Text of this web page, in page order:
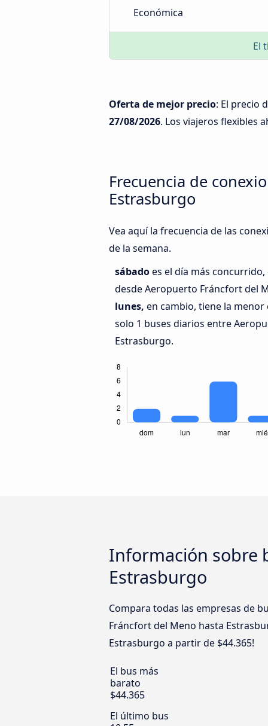
Económica
El
Oferta de mejor precio: El precio
27/08/2026. Los viajeros flexibles
Frecuencia de
Estrasburgo
Vea aquí la frecuencia de las
de la semana.
sábadoes el día más
desde Aeropuerto Fráncfort del
lunes, en cambio, tiene la
solo 1 buses diarios entre
Estrasburgo.
Información sobre
Estrasburgo
Compara todas las empresas de
Fráncfort del Meno hasta
Estrasburgo a partir de $44.365!
El bus más
barato
$44.365
El último bus